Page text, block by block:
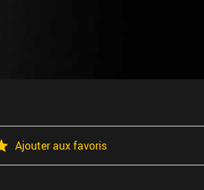
Ajouter aux favoris